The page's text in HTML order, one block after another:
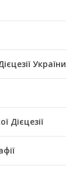
України
Дієцезії